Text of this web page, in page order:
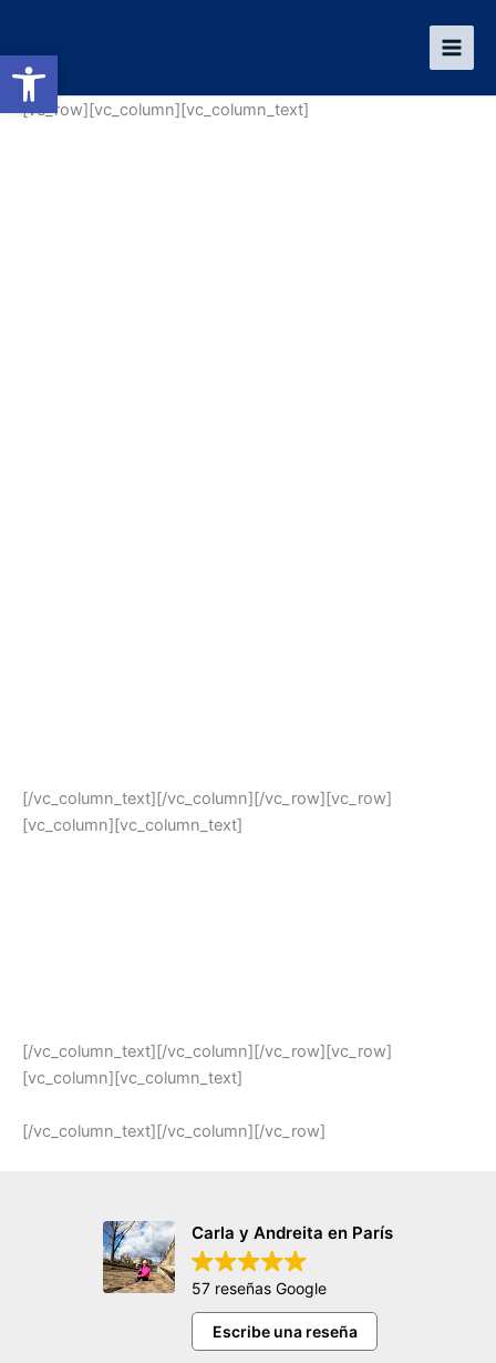
Abrir barra de herramientas
contenido
[vc_row][vc_column][vc_column_text]
[/vc_column_text][/vc_column][/vc_row][vc_row]
[vc_column][vc_column_text]
[/vc_column_text][/vc_column][/vc_row][vc_row]
[vc_column][vc_column_text]
[/vc_column_text][/vc_column][/vc_row]
Carla y Andreita en París
57 reseñas Google
Escribe una reseña